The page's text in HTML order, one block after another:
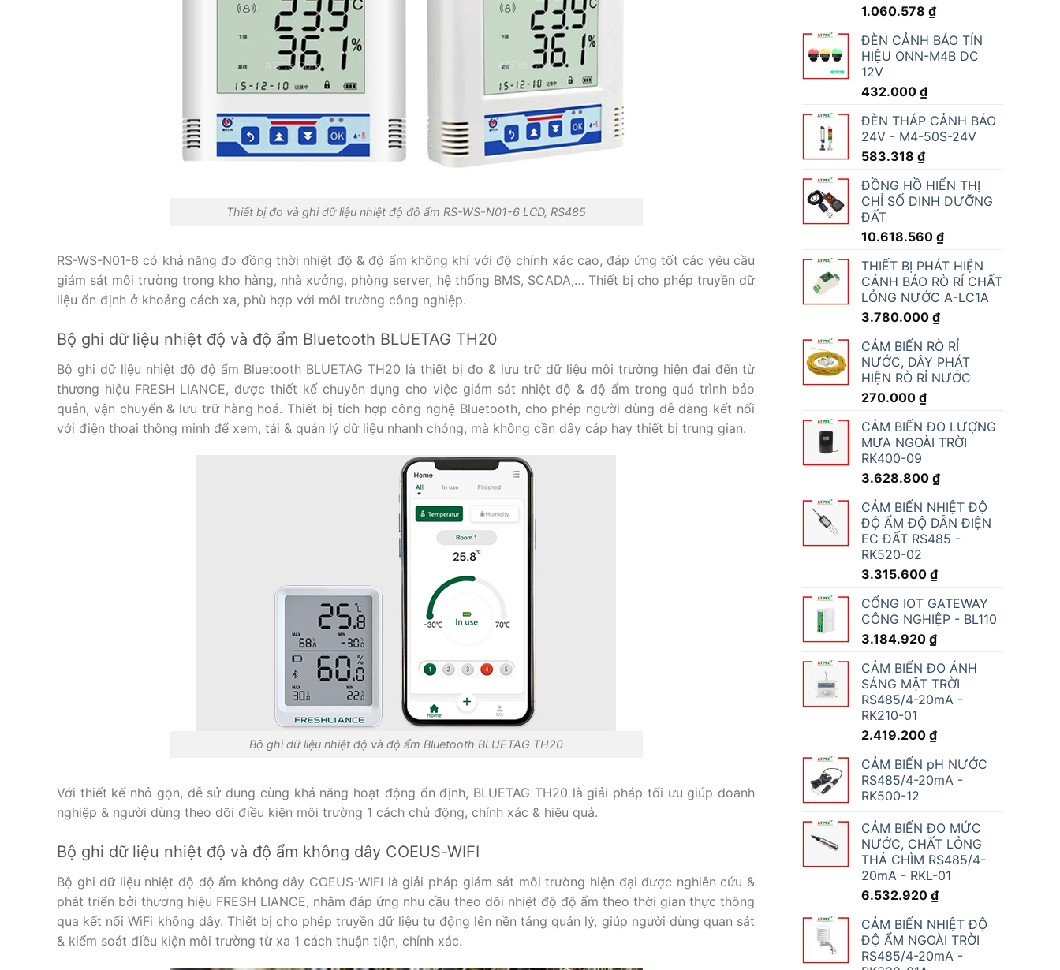
Thiết bị đo và ghi dữ liệu nhiệt độ độ ẩm RS-WS-N01-6 LCD, RS485
RS-WS-N01-6 có khả năng đo đồng thời nhiệt độ & độ ẩm không khí với độ chính xác cao, đáp ứng tốt các yêu cầu
giám sát môi trường trong kho hàng, nhà xưởng, phòng server, hệ thống BMS, SCADA,… Thiết bị cho phép truyền dữ
liệu ổn định ở khoảng cách xa, phù hợp với môi trường công nghiệp.
Bộ ghi dữ liệu nhiệt độ và độ ẩm Bluetooth BLUETAG TH20
Bộ ghi dữ liệu nhiệt độ độ ẩm Bluetooth BLUETAG TH20 là thiết bị đo & lưu trữ dữ liệu môi trường hiện đại đến từ
thương hiệu FRESH LIANCE, được thiết kế chuyên dụng cho việc giám sát nhiệt độ & độ ẩm trong quá trình bảo
quản, vận chuyển & lưu trữ hàng hoá. Thiết bị tích hợp công nghệ Bluetooth, cho phép người dùng dễ dàng kết nối
với điện thoại thông minh để xem, tải & quản lý dữ liệu nhanh chóng, mà không cần dây cáp hay thiết bị trung gian.
Bộ ghi dữ liệu nhiệt độ và độ ẩm Bluetooth BLUETAG TH20
Với thiết kế nhỏ gọn, dễ sử dụng cùng khả năng hoạt động ổn định, BLUETAG TH20 là giải pháp tối ưu giúp doanh
nghiệp & người dùng theo dõi điều kiện môi trường 1 cách chủ động, chính xác & hiệu quả.
Bộ ghi dữ liệu nhiệt độ và độ ẩm không dây COEUS-WIFI
Bộ ghi dữ liệu nhiệt độ độ ẩm không dây COEUS-WIFI là giải pháp giám sát môi trường hiện đại được nghiên cứu &
phát triển bởi thương hiệu FRESH LIANCE, nhằm đáp ứng nhu cầu theo dõi nhiệt độ độ ẩm theo thời gian thực thông
qua kết nối WiFi không dây. Thiết bị cho phép truyền dữ liệu tự động lên nền tảng quản lý, giúp người dùng quan sát
& kiểm soát điều kiện môi trường từ xa 1 cách thuận tiện, chính xác.
1.060.578 ₫
ĐÈN CẢNH BÁO TÍN
HIỆU ONN-M4B DC
12V
432.000 ₫
ĐÈN THÁP CẢNH BÁO
24V - M4-50S-24V
583.318 ₫
ĐỒNG HỒ HIỂN THỊ
CHỈ SỐ DINH DƯỠNG
ĐẤT
10.618.560 ₫
THIẾT BỊ PHÁT HIỆN
CẢNH BÁO RÒ RỈ CHẤT
LỎNG NƯỚC A-LC1A
3.780.000 ₫
CẢM BIẾN RÒ RỈ
NƯỚC, DÂY PHÁT
HIỆN RÒ RỈ NƯỚC
270.000 ₫
CẢM BIẾN ĐO LƯỢNG
MƯA NGOÀI TRỜI
RK400-09
3.628.800 ₫
CẢM BIẾN NHIỆT ĐỘ
ĐỘ ẨM ĐỘ DẪN ĐIỆN
EC ĐẤT RS485 -
RK520-02
3.315.600 ₫
CỔNG IOT GATEWAY
CÔNG NGHIỆP - BL110
3.184.920 ₫
CẢM BIẾN ĐO ÁNH
SÁNG MẶT TRỜI
RS485/4-20mA -
RK210-01
2.419.200 ₫
CẢM BIẾN pH NƯỚC
RS485/4-20mA -
RK500-12
CẢM BIẾN ĐO MỨC
NƯỚC, CHẤT LỎNG
THẢ CHÌM RS485/4-
20mA - RKL-01
6.532.920 ₫
CẢM BIẾN NHIỆT ĐỘ
ĐỘ ẨM NGOÀI TRỜI
RS485/4-20mA -